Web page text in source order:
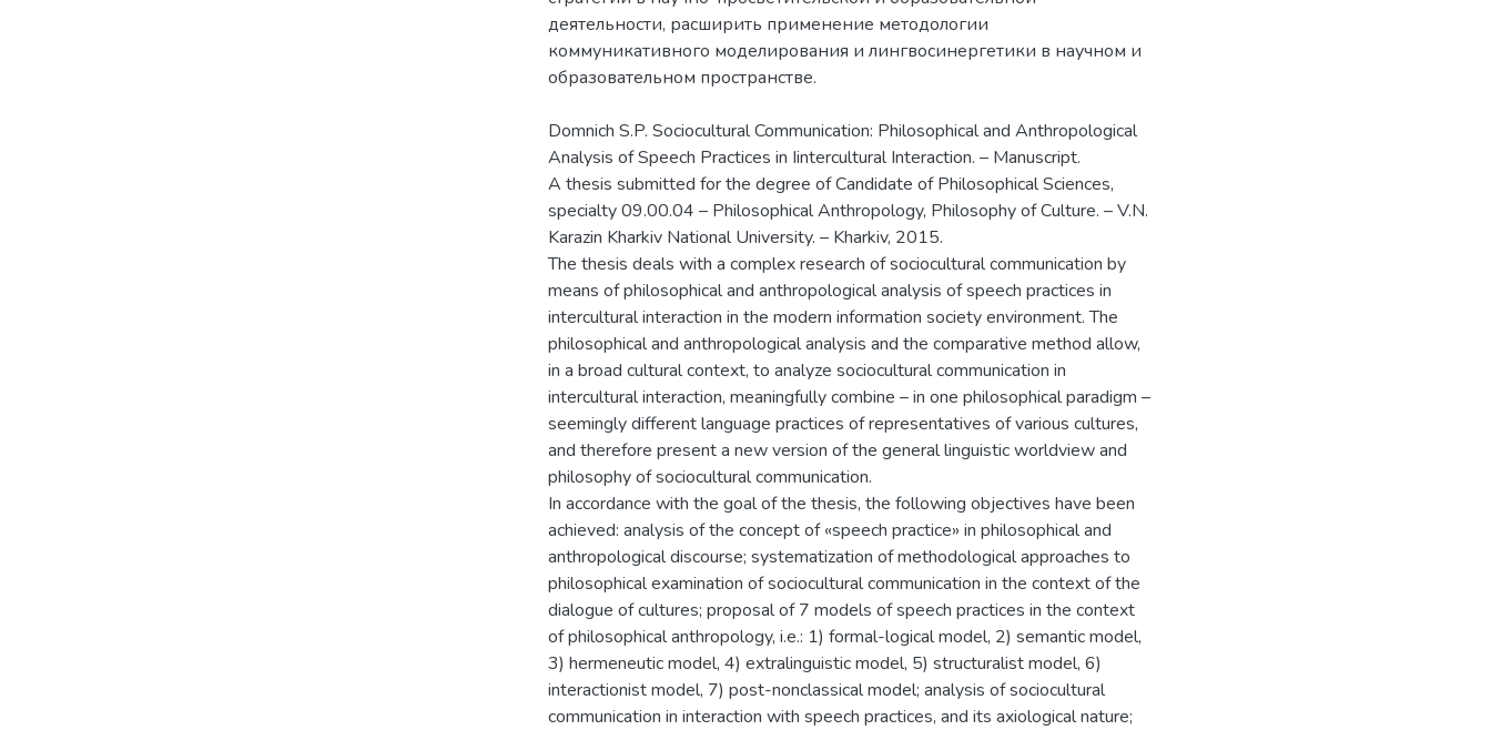
деятельности, расширить применение методологии
коммуникативного моделирования и лингвосинергетики в научном и
образовательном пространстве.
Domnich S.P. Sociocultural Communication: Philosophical and Anthropological
Analysis of Speech Practices in Iintercultural Interaction. – Manuscript.
A thesis submitted for the degree of Candidate of Philosophical Sciences,
specialty 09.00.04 – Philosophical Anthropology, Philosophy of Culture. – V.N.
Karazin Kharkiv National University. – Kharkiv, 2015.
The thesis deals with a complex research of sociocultural communication by
means of philosophical and anthropological analysis of speech practices in
intercultural interaction in the modern information society environment. The
philosophical and anthropological analysis and the comparative method allow,
in a broad cultural context, to analyze sociocultural communication in
intercultural interaction, meaningfully combine – in one philosophical paradigm –
seemingly different language practices of representatives of various cultures,
and therefore present a new version of the general linguistic worldview and
philosophy of sociocultural communication.
In accordance with the goal of the thesis, the following objectives have been
achieved: analysis of the concept of «speech practice» in philosophical and
anthropological discourse; systematization of methodological approaches to
philosophical examination of sociocultural communication in the context of the
dialogue of cultures; proposal of 7 models of speech practices in the context
of philosophical anthropology, i.e.: 1) formal-logical model, 2) semantic model,
3) hermeneutic model, 4) extralinguistic model, 5) structuralist model, 6)
interactionist model, 7) post-nonclassical model; analysis of sociocultural
communication in interaction with speech practices, and its axiological nature;